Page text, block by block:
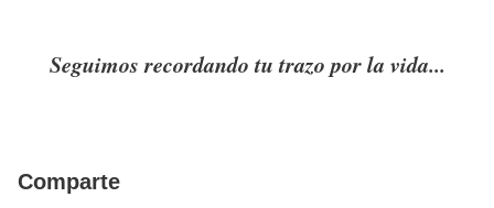
Seguimos recordando tu trazo por la vida...
Comparte